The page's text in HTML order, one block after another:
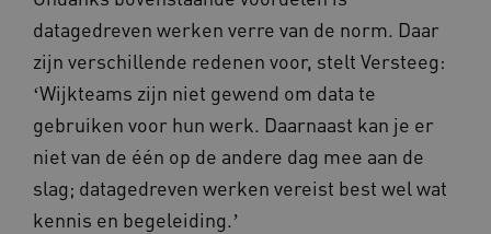
datagedreven werken verre van de norm. Daar
zijn verschillende redenen voor, stelt Versteeg:
ʻWijkteams zijn niet gewend om data te
gebruiken voor hun werk. Daarnaast kan je er
niet van de één op de andere dag mee aan de
slag; datagedreven werken vereist best wel wat
kennis en begeleiding.ʼ
Amazon.com Inc.
m484.omahasystem.nl
Google Privacy Policy